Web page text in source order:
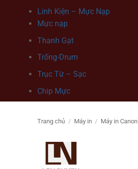
Linh Kiện – Mực Nạp
Mực nạp
Thanh Gạt
Trống-Drum
Trục Từ – Sạc
Chip Mực
Trang chủ / Máy in / Máy in Canon